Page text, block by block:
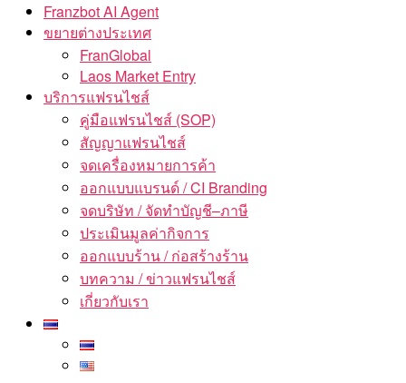
Franzbot AI Agent
ขยายต่างประเทศ
FranGlobal
Laos Market Entry
บริการแฟรนไชส์
คู่มือแฟรนไชส์ (SOP)
สัญญาแฟรนไชส์
จดเครื่องหมายการค้า
ออกแบบแบรนด์ / CI Branding
จดบริษัท / จัดทำบัญชี–ภาษี
ประเมินมูลค่ากิจการ
ออกแบบร้าน / ก่อสร้างร้าน
บทความ / ข่าวแฟรนไชส์
เกี่ยวกับเรา